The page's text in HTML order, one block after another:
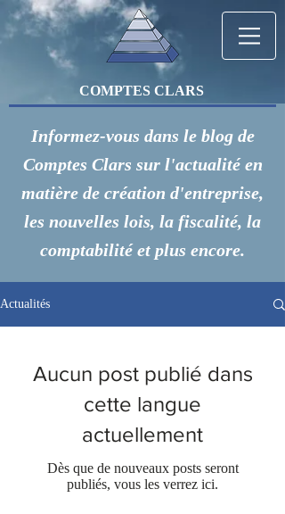
COMPTES CLARS
Informez-vous dans le blog de
Comptes Clars sur l'actualité en
matière de création d'entreprise,
les nouvelles lois, la fiscalité, la
comptabilité et plus encore.
Actualités
Aucun post publié dans
cette langue
actuellement
Dès que de nouveaux posts seront
publiés, vous les verrez ici.